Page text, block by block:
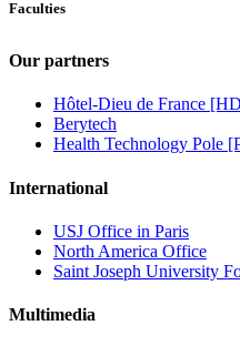
Faculties
Our partners
Hôtel-Dieu de France
Berytech
Health Technology Pole
International
USJ Office in Paris
North America Office
Saint Joseph University
Multimedia